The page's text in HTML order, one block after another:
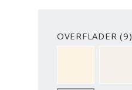
OVERFLADER (9)